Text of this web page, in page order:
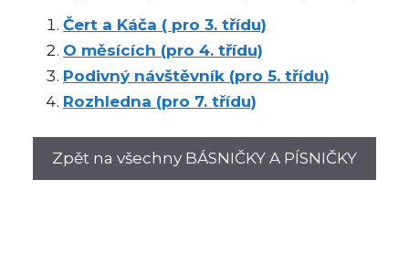
Čert a Káča ( pro 3. třídu)
O měsících (pro 4. třídu)
Podivný návštěvník (pro 5. třídu)
Rozhledna (pro 7. třídu)
Zpět na všechny BÁSNIČKY A PÍSNIČKY